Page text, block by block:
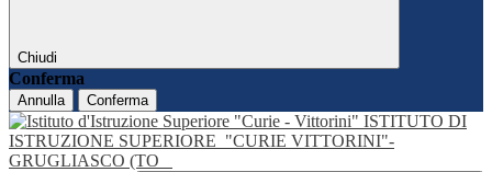
Chiudi
Conferma
Annulla Conferma
ISTITUTO DI
ISTRUZIONE SUPERIORE "CURIE VITTORINI"-
GRUGLIASCO (TO